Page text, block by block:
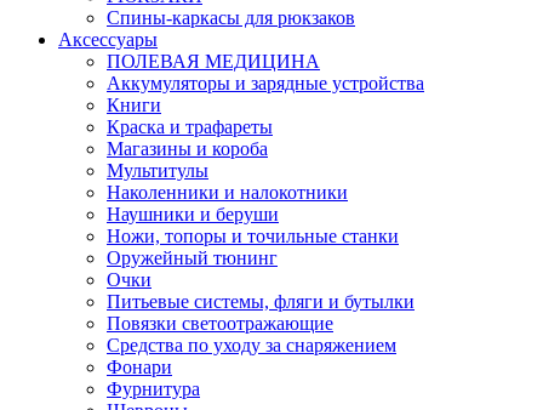
Спины-каркасы для рюкзаков
Аксессуары
ПОЛЕВАЯ МЕДИЦИНА
Аккумуляторы и зарядные устройства
Книги
Краска и трафареты
Магазины и короба
Мультитулы
Наколенники и налокотники
Наушники и беруши
Ножи, топоры и точильные станки
Оружейный тюнинг
Очки
Питьевые системы, фляги и бутылки
Повязки светоотражающие
Средства по уходу за снаряжением
Фонари
Фурнитура